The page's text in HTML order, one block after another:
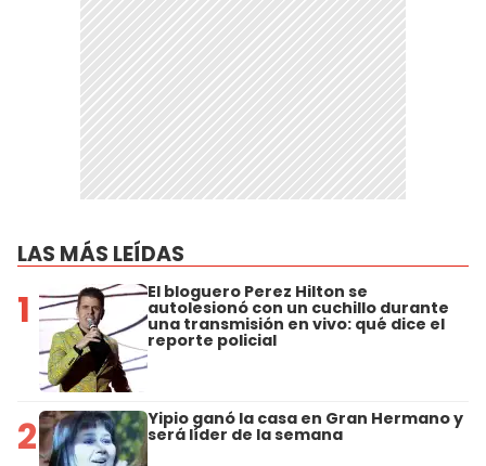
LAS MÁS LEÍDAS
1 El bloguero Perez Hilton se
autolesionó con un cuchillo durante
una transmisión en vivo: qué dice el
reporte policial
2 Yipio ganó la casa en Gran Hermano y
será líder de la semana